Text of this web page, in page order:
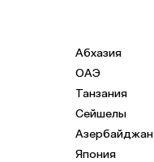
Абхазия
ОАЭ
Танзания
Сейшелы
Азербайджан
Япония